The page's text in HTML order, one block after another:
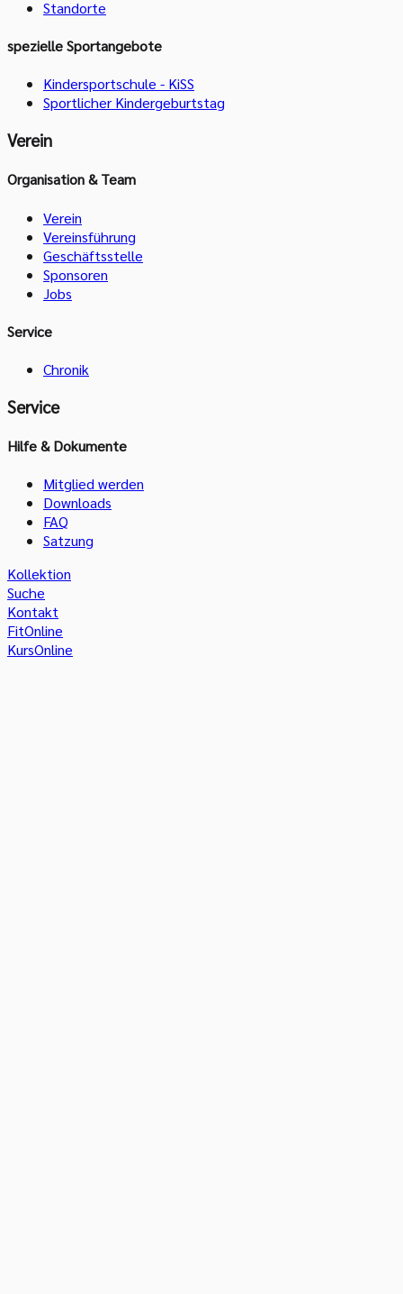
Standorte
spezielle Sportangebote
Kindersportschule - KiSS
Sportlicher Kindergeburtstag
Verein
Organisation & Team
Verein
Vereinsführung
Geschäftsstelle
Sponsoren
Jobs
Service
Chronik
Service
Hilfe & Dokumente
Mitglied werden
Downloads
FAQ
Satzung
Kollektion
Suche
Kontakt
FitOnline
KursOnline